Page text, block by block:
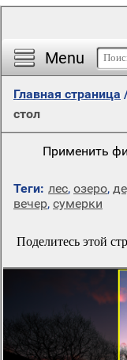
Menu
Главная страница
стол
Применить
Теги: лес, озеро,
вечер, сумерки